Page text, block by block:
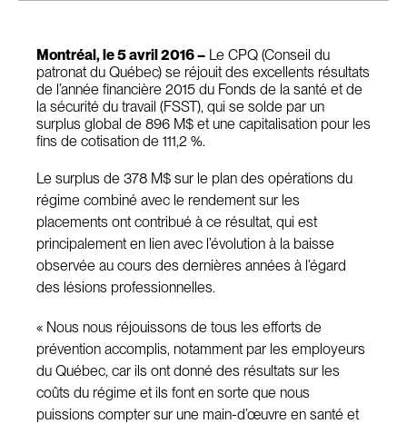
Montréal, le 5 avril 2016 – Le CPQ (Conseil du
patronat du Québec) se réjouit des excellents résultats
de l’année financière 2015 du Fonds de la santé et de
la sécurité du travail (FSST), qui se solde par un
surplus global de 896 M$ et une capitalisation pour les
fins de cotisation de 111,2 %.
Le surplus de 378 M$ sur le plan des opérations du
régime combiné avec le rendement sur les
placements ont contribué à ce résultat, qui est
principalement en lien avec l’évolution à la baisse
observée au cours des dernières années à l’égard
des lésions professionnelles.
« Nous nous réjouissons de tous les efforts de
prévention accomplis, notamment par les employeurs
du Québec, car ils ont donné des résultats sur les
coûts du régime et ils font en sorte que nous
puissions compter sur une main-d’œuvre en santé et